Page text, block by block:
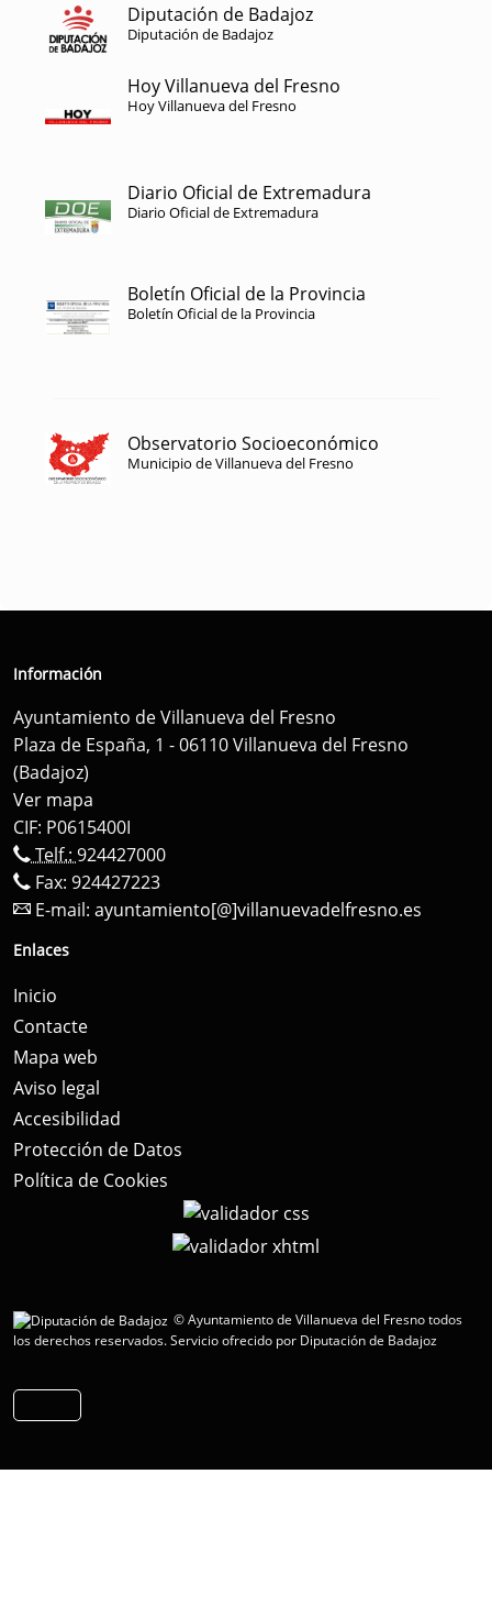
Diputación de Badajoz
Diputación de Badajoz
Hoy Villanueva del Fresno
Hoy Villanueva del Fresno
Diario Oficial de Extremadura
Diario Oficial de Extremadura
Boletín Oficial de la Provincia
Boletín Oficial de la Provincia
Observatorio Socioeconómico
Municipio de Villanueva del Fresno
Información
Ayuntamiento de Villanueva del Fresno
Plaza de España, 1 - 06110 Villanueva del Fresno
(Badajoz)
Ver mapa
CIF: P0615400I
Telf.: 924427000
Fax: 924427223
E-mail: ayuntamiento[@]villanuevadelfresno.es
Enlaces
Inicio
Contacte
Mapa web
Aviso legal
Accesibilidad
Protección de Datos
Política de Cookies
© Ayuntamiento de Villanueva del Fresno todos
los derechos reservados.Servicio ofrecido por Diputación de Badajoz